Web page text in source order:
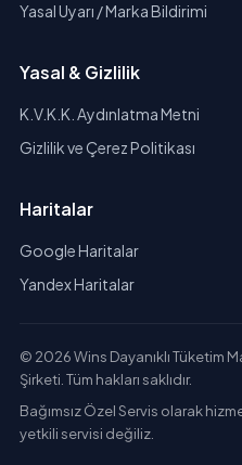
Yasal Uyarı / Marka Bildirimi
Yasal & Gizlilik
K.V.K.K. Aydınlatma Metni
Gizlilik ve Çerez Politikası
Haritalar
Google Haritalar
Yandex Haritalar
© 2026 Wins Dayanıklı Tüketim
Şirketi. Tüm hakları saklıdır.
Bağımsız Özel Servis olarak
yetkili servisi değiliz.